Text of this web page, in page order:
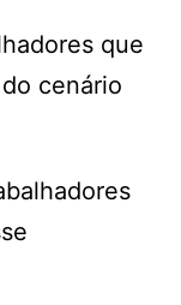
que
cenário